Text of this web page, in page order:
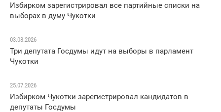
Избирком зарегистрировал все партийные списки на
выборах в думу Чукотки
03.08.2026
Три депутата Госдумы идут на выборы в парламент
Чукотки
25.07.2026
Избирком Чукотки зарегистрировал кандидатов в
депутаты Госдумы